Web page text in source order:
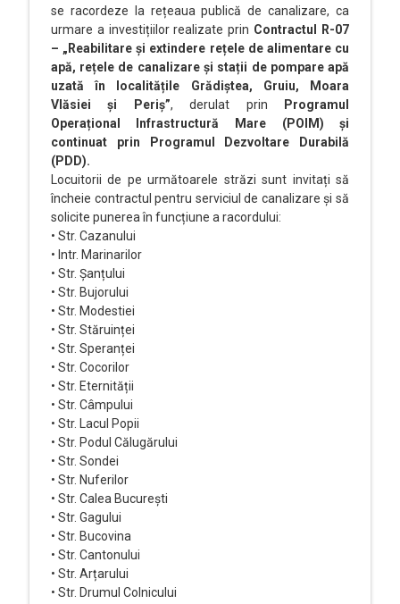
se racordeze la rețeaua publică de canalizare, ca
urmare a investițiilor realizate prin Contractul R-07
– „Reabilitare și extindere rețele de alimentare cu
apă, rețele de canalizare și stații de pompare apă
uzată în localitățile Grădiștea, Gruiu, Moara
Vlăsiei și Periș”, derulat prin
Programul
Operațional Infrastructură Mare (POIM) și
continuat prin Programul Dezvoltare Durabilă
(PDD).
Locuitorii de pe următoarele străzi sunt invitați să
încheie contractul pentru serviciul de canalizare și să
solicite punerea în funcțiune a racordului:
• Str. Cazanului
• Intr. Marinarilor
• Str. Șanțului
• Str. Bujorului
• Str. Modestiei
• Str. Stăruinței
• Str. Speranței
• Str. Cocorilor
• Str. Eternității
• Str. Câmpului
• Str. Lacul Popii
• Str. Podul Călugărului
• Str. Sondei
• Str. Nuferilor
• Str. Calea București
• Str. Gagului
• Str. Bucovina
• Str. Cantonului
• Str. Arțarului
• Str. Drumul Colnicului